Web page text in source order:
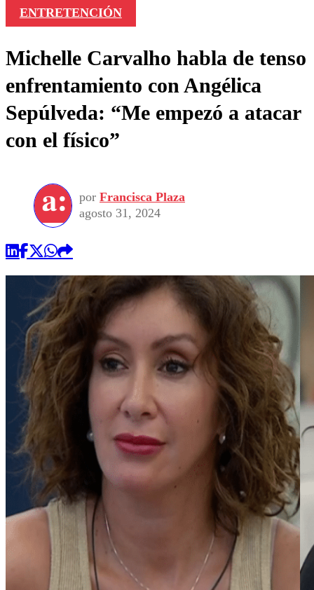
ENTRETENCIÓN
Michelle Carvalho habla de tenso
enfrentamiento con Angélica
Sepúlveda: “Me empezó a atacar
con el físico”
por Francisca Plaza
agosto 31, 2024